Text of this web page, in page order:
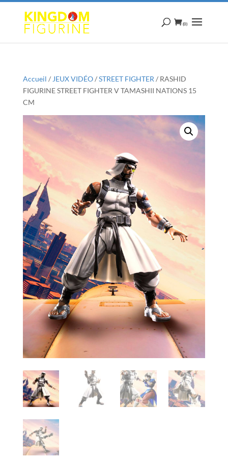
(0)
Accueil / JEUX VIDÉO/STREET FIGHTER / RASHID
FIGURINE STREET FIGHTER V TAMASHII NATIONS 15
CM